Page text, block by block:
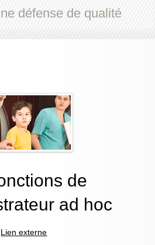
défense de qualité
de
ad hoc
Lien externe